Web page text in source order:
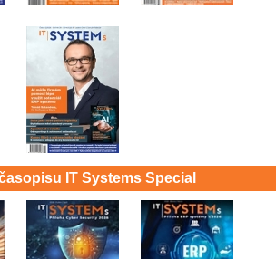
IT Systems Special